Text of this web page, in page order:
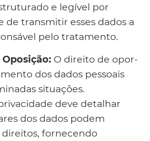
e legível por
de transmitir esses dados a
pelo tratamento.
O direito de opor-
dos dados pessoais
situações.
deve detalhar
dos dados podem
direitos, fornecendo